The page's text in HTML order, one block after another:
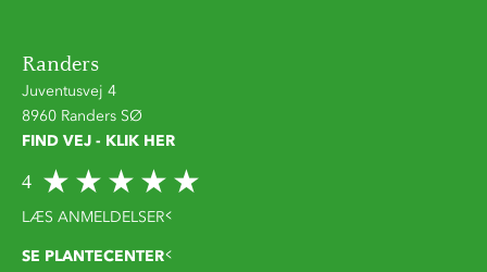
Randers
Juventusvej 4
8960 Randers SØ
FIND VEJ - KLIK HER
4
LÆS ANMELDELSER
SE PLANTECENTER